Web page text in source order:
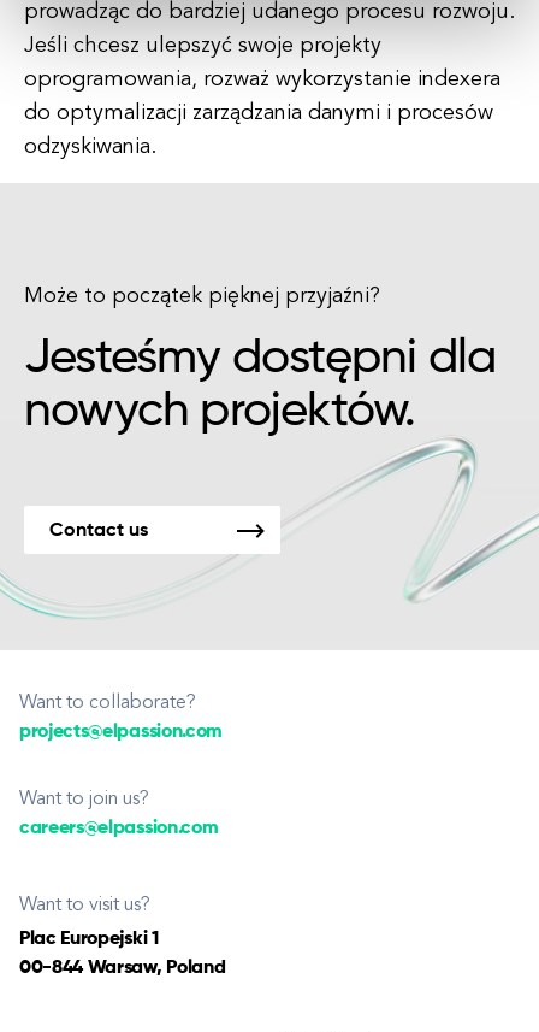
prowadząc do bardziej udanego procesu rozwoju.
Jeśli chcesz ulepszyć swoje projekty
oprogramowania, rozważ wykorzystanie indexera
do optymalizacji zarządzania danymi i procesów
odzyskiwania.
Może to początek pięknej przyjaźni?
Jesteśmy dostępni dla
nowych projektów.
Contact us
Want to collaborate?
projects@elpassion.com
Want to join us?
careers@elpassion.com
Want to visit us?
Plac Europejski 1
00-844 Warsaw, Poland